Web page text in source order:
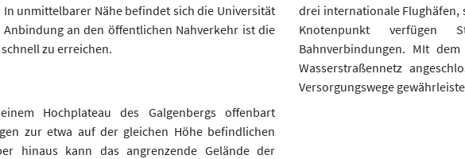
unmittelbarer Nähe befindet sich die Universität
an den öffentlichen Nahverkehr ist die
zu erreichen.
Hochplateau des Galgenbergs offenbart
zur etwa auf der gleichen Höhe befindlichen
hinaus kann das angrenzende Gelände der
drei internationale Flughäfen,
Knotenpunkt verfügen
Bahnverbindungen. MIt
Wasserstraßennetz
Versorgungswege